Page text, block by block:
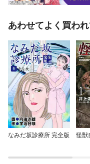
あわせてよく買わ
なみだ坂診療所 完全版 怪獣